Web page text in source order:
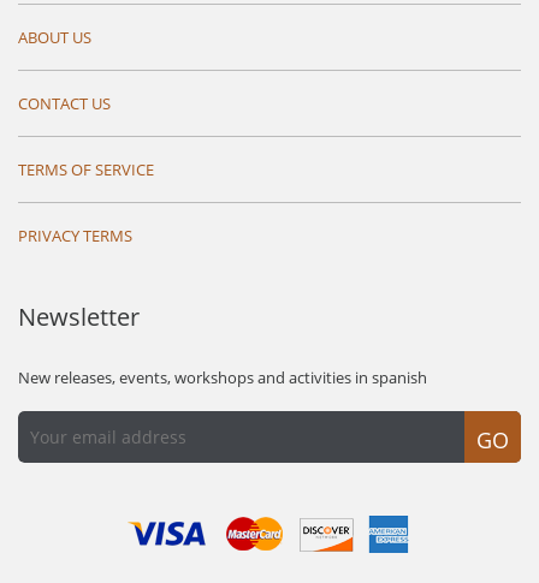
ABOUT US
CONTACT US
TERMS OF SERVICE
PRIVACY TERMS
Newsletter
New releases, events, workshops and activities in spanish
GO